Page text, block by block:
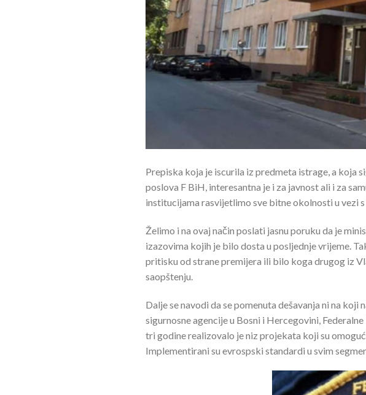
Prepiska koja je iscurila iz predmeta istrage, a koja
poslova F BiH, interesantna je i za javnost ali i za
institucijama rasvijetlimo sve bitne okolnosti u vezi
Želimo i na ovaj način poslati jasnu poruku da je
izazovima kojih je bilo dosta u posljednje vrijeme.
pritisku od strane premijera ili bilo koga drugog iz
saopštenju.
Dalje se navodi da se pomenuta dešavanja ni na
sigurnosne agencije u Bosni i Hercegovini,
tri godine realizovalo je niz projekata koji su
Implementirani su evrospski standardi u svim